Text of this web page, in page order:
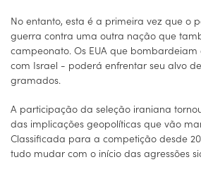
No entanto, esta é a primeira vez que o
guerra contra uma outra nação que
campeonato. Os EUA que
com Israel - poderá enfrentar seu alvo
gramados.
A participação da seleção iraniana
das implicações geopolíticas que vão
Classificada para a competição desde
tudo mudar com o início das agressões